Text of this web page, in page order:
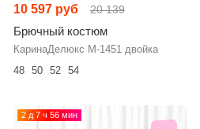
10 597 руб 20 139
Брючный костюм
КаринаДелюкс М-1451 двойка
48
50 52 54
2 д 7 ч 56 мин